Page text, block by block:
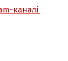
каналі